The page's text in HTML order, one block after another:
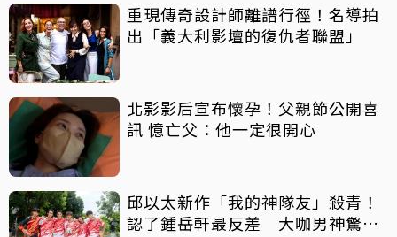
重現傳奇設計師離譜行徑！名導拍
出「義大利影壇的復仇者聯盟」
北影影后宣布懷孕！父親節公開喜
訊 憶亡父：他一定很開心
邱以太新作「我的神隊友」殺青！
認了鍾岳軒最反差 大咖男神驚喜